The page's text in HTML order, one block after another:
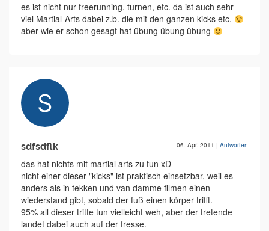
es ist nicht nur freerunning, turnen, etc. da ist auch sehr
viel Martial-Arts dabei z.b. die mit den ganzen kicks etc.
aber wie er schon gesagt hat übung übung übung
sdfsdflk 06. Apr. 2011 | Antworten
das hat nichts mit martial arts zu tun xD
nicht einer dieser "kicks" ist praktisch einsetzbar, weil es
anders als in tekken und van damme filmen einen
wiederstand gibt, sobald der fuß einen körper trifft.
95% all dieser tritte tun vielleicht weh, aber der tretende
landet dabei auch auf der fresse.